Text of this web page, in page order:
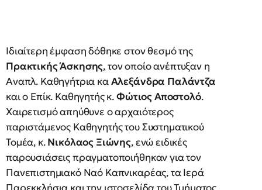
Ιδιαίτερη έμφαση δόθηκε στον θεσμό της
Πρακτικής Άσκησης, τον οποίο ανέπτυξαν η
Αναπλ. Καθηγήτρια καΑλεξάνδρα Παλάντζα
και ο Επίκ. Καθηγητής κ.Φώτιος Αποστολό.
Χαιρετισμό απηύθυνε ο αρχαιότερος
παριστάμενος Καθηγητής του Συστηματικού
Τομέα, κ.Νικόλαος Ξιώνης, ενώ ειδικές
παρουσιάσεις πραγματοποιήθηκαν για τον
Πανεπιστημιακό Ναό Καπνικαρέας, τα Ιερά